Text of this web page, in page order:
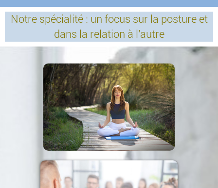
Notre spécialité : un focus sur la posture et
dans la relation à l'autre